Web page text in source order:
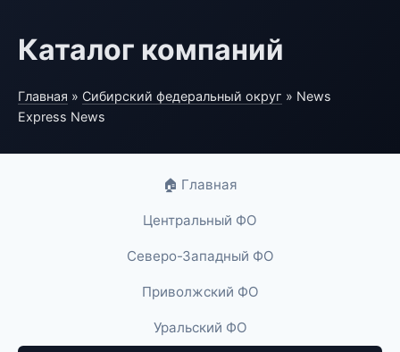
Каталог компаний
Главная » Сибирский федеральный округ » News
Express News
🏠 Главная
Центральный ФО
Северо-Западный ФО
Приволжский ФО
Уральский ФО